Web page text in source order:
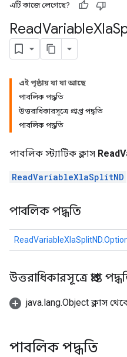
এটি কাজে লেগেছে?
ReadVariableXla
এই পৃষ্ঠায় যা যা আছে
পাবলিক পদ্ধতি
উত্তরাধিকারসূত্রে প্রাপ্ত পদ্ধতি
পাবলিক পদ্ধতি
পাবলিক স্ট্যাটিক ক্লাস
ReadVariableXlaSplitND
পাবলিক পদ্ধতি
উত্তরাধিকারসূত্রে প্রাপ্ত
java.lang.Object ক্লাস
পাবলিক পদ্ধতি